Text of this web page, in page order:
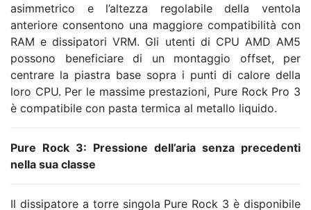
asimmetrico e l’altezza regolabile della ventola
anteriore consentono una maggiore compatibilità con
RAM e dissipatori VRM. Gli utenti di CPU AMD AM5
possono beneficiare di un montaggio offset, per
centrare la piastra base sopra i punti di calore della
loro CPU. Per le massime prestazioni, Pure Rock Pro 3
è compatibile con pasta termica al metallo liquido.
Pure Rock 3: Pressione dell’aria senza precedenti
nella sua classe
Il dissipatore a torre singola Pure Rock 3 è disponibile